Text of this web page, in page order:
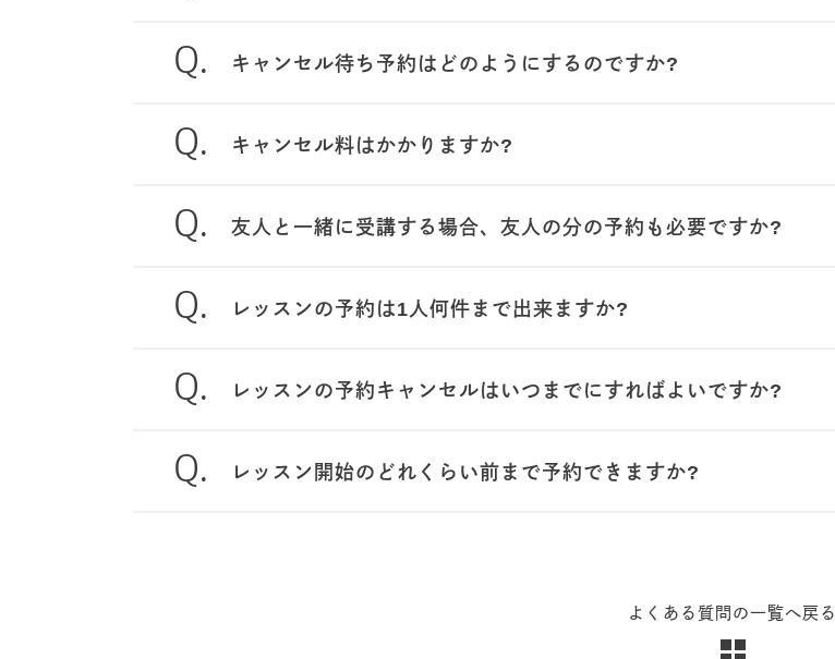
キャンセル待ち予約はどのようにするのですか?
キャンセル料はかかりますか?
友人と一緒に受講する場合、友人の分の予約も必要ですか?
レッスンの予約は1人何件まで出来ますか?
レッスンの予約キャンセルはいつまでにすればよいですか?
レッスン開始のどれくらい前まで予約できますか?
よくある質問の一覧へ戻る